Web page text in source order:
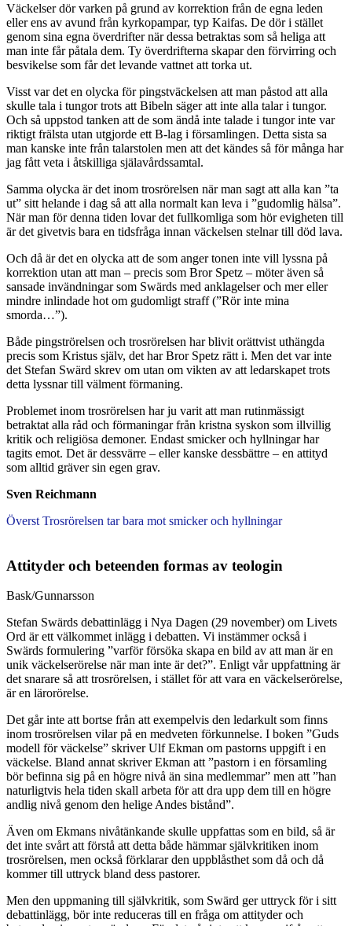
Väckelser dör varken på grund av korrektion från de egna leden
eller ens av avund från kyrkopampar, typ Kaifas. De dör i stället
genom sina egna överdrifter när dessa betraktas som så heliga att
man inte får påtala dem. Ty överdrifterna skapar den förvirring och
besvikelse som får det levande vattnet att torka ut.
Visst var det en olycka för pingstväckelsen att man påstod att alla
skulle tala i tungor trots att Bibeln säger att inte alla talar i tungor.
Och så uppstod tanken att de som ändå inte talade i tungor inte var
riktigt frälsta utan utgjorde ett B-lag i församlingen. Detta sista sa
man kanske inte från talarstolen men att det kändes så för många har
jag fått veta i åtskilliga själavårdssamtal.
Samma olycka är det inom trosrörelsen när man sagt att alla kan ”ta
ut” sitt helande i dag så att alla normalt kan leva i ”gudomlig hälsa”.
När man för denna tiden lovar det fullkomliga som hör evigheten till
är det givetvis bara en tidsfråga innan väckelsen stelnar till död lava.
Och då är det en olycka att de som anger tonen inte vill lyssna på
korrektion utan att man – precis som Bror Spetz – möter även så
sansade invändningar som Swärds med anklagelser och mer eller
mindre inlindade hot om gudomligt straff (”Rör inte mina
smorda…”).
Både pingströrelsen och trosrörelsen har blivit orättvist uthängda
precis som Kristus själv, det har Bror Spetz rätt i. Men det var inte
det Stefan Swärd skrev om utan om vikten av att ledarskapet trots
detta lyssnar till välment förmaning.
Problemet inom trosrörelsen har ju varit att man rutinmässigt
betraktat alla råd och förmaningar från kristna syskon som illvillig
kritik och religiösa demoner. Endast smicker och hyllningar har
tagits emot. Det är dessvärre – eller kanske dessbättre – en attityd
som alltid gräver sin egen grav.
Sven Reichmann
Överst Trosrörelsen tar bara mot smicker och hyllningar
Attityder och beteenden formas av teologin
Bask/Gunnarsson
Stefan Swärds debattinlägg i Nya Dagen (29 november) om Livets
Ord är ett välkommet inlägg i debatten. Vi instämmer också i
Swärds formulering ”varför försöka skapa en bild av att man är en
unik väckelserörelse när man inte är det?”. Enligt vår uppfattning är
det snarare så att trosrörelsen, i stället för att vara en väckelserörelse,
är en lärorörelse.
Det går inte att bortse från att exempelvis den ledarkult som finns
inom trosrörelsen vilar på en medveten förkunnelse. I boken ”Guds
modell för väckelse” skriver Ulf Ekman om pastorns uppgift i en
väckelse. Bland annat skriver Ekman att ”pastorn i en församling
bör befinna sig på en högre nivå än sina medlemmar” men att ”han
naturligtvis hela tiden skall arbeta för att dra upp dem till en högre
andlig nivå genom den helige Andes bistånd”.
Även om Ekmans nivåtänkande skulle uppfattas som en bild, så är
det inte svårt att förstå att detta både hämmar självkritiken inom
trosrörelsen, men också förklarar den uppblåsthet som då och då
kommer till uttryck bland dess pastorer.
Men den uppmaning till självkritik, som Swärd ger uttryck för i sitt
debattinlägg, bör inte reduceras till en fråga om attityder och